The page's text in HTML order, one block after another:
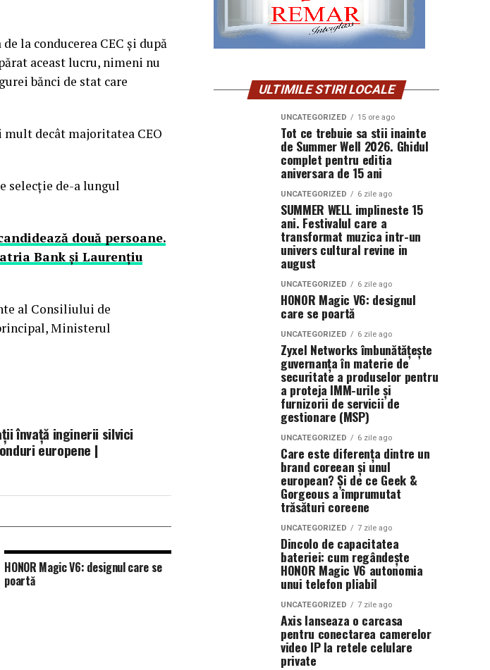
la conducerea CEC şi după
aceast lucru, nimeni nu
bănci de stat care
mult decât majoritatea CEO
selecţie de-a lungul
două persoane.
Bank şi Laurenţiu
al Consiliului de
Ministerul
învață inginerii silvici
europene |
HONOR Magic V6: designul care se
poartă
ULTIMILE STIRI LOCALE
UNCATEGORIZED 15 ore ago
Tot ce trebuie sa stii inainte
de Summer Well 2026. Ghidul
complet pentru editia
aniversara de 15 ani
UNCATEGORIZED 6 zile ago
SUMMER WELL implineste 15
ani. Festivalul care a
transformat muzica intr-un
univers cultural revine in
august
UNCATEGORIZED 6 zile ago
HONOR Magic V6: designul
care se poartă
UNCATEGORIZED 6 zile ago
Zyxel Networks îmbunătățește
guvernanța în materie de
securitate a produselor pentru
a proteja IMM-urile și
furnizorii de servicii de
gestionare (MSP)
UNCATEGORIZED 6 zile ago
Care este diferența dintre un
brand coreean și unul
european? Și de ce Geek &
Gorgeous a împrumutat
trăsături coreene
UNCATEGORIZED 7 zile ago
Dincolo de capacitatea
bateriei: cum regândește
HONOR Magic V6 autonomia
unui telefon pliabil
UNCATEGORIZED 7 zile ago
Axis lanseaza o carcasa
pentru conectarea camerelor
video IP la retele celulare
private